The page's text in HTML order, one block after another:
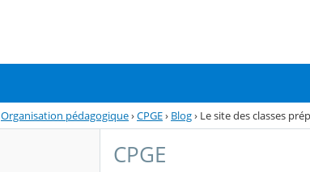
Organisation pédagogique›CPGE› Blog› Le site des classes
CPGE